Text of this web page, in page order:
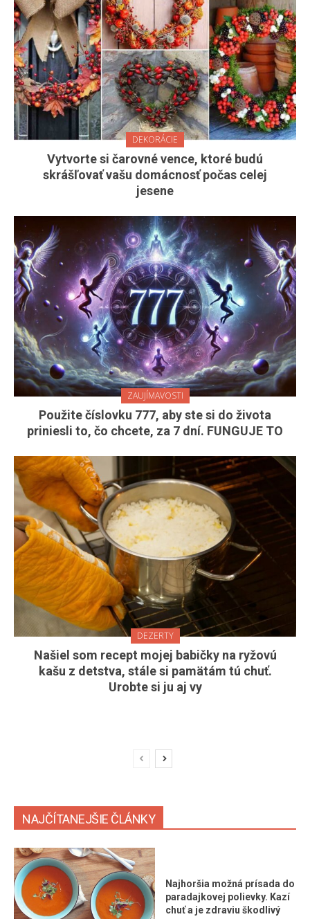
DEKORÁCIE
Vytvorte si čarovné vence, ktoré budú
skrášľovať vašu domácnosť počas celej
jesene
ZAUJÍMAVOSTI
Použite číslovku 777, aby ste si do života
priniesli to, čo chcete, za 7 dní. FUNGUJE TO
DEZERTY
Našiel som recept mojej babičky na ryžovú
kašu z detstva, stále si pamätám tú chuť.
Urobte si ju aj vy
NAJČÍTANEJŠIE ČLÁNKY
Najhoršia možná prísada do
paradajkovej polievky. Kazí
chuť a je zdraviu škodlivý